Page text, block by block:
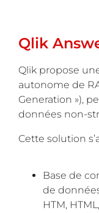
Qlik
Qlik propose
autonome de
Generation »),
données non-
Cette solution
Base de
de données
HTM,